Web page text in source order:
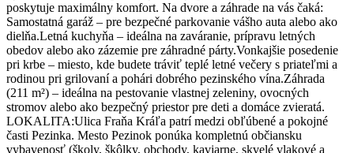
poskytuje maximálny komfort. Na dvore a záhrade na vás čaká: ​
Samostatná garáž – pre bezpečné parkovanie vášho auta alebo ako
dielňa. ​Letná kuchyňa – ideálna na zaváranie, prípravu letných
obedov alebo ako zázemie pre záhradné párty. ​Vonkajšie posedenie
pri krbe – miesto, kde budete tráviť teplé letné večery s priateľmi a
rodinou pri grilovaní a pohári dobrého pezinského vína. ​Záhrada
(211 m²) – ideálna na pestovanie vlastnej zeleniny, ovocných
stromov alebo ako bezpečný priestor pre deti a domáce zvieratá. ​
LOKALITA: ​Ulica Fraňa Kráľa patrí medzi obľúbené a pokojné
časti Pezinka. Mesto Pezinok ponúka kompletnú občiansku
vybavenosť (školy, škôlky, obchody, kaviarne, skvelé vlakové a